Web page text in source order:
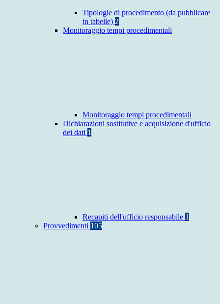
Tipologie di procedimento (da pubblicare
in tabelle) 2
Monitoraggio tempi procedimentali
Monitoraggio tempi procedimentali
Dichiarazioni sostitutive e acquisizione d'ufficio
dei dati 1
Recapiti dell'ufficio responsabile 1
Provvedimenti 105